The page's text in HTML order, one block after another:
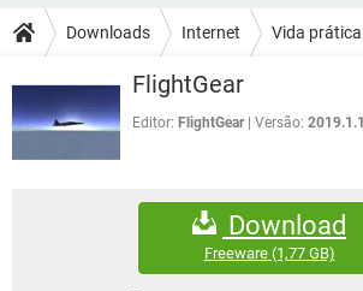
CELULAR FACEBOOK
OUTLOOK
INSTAGRAM GMAIL
GUIA DE COMPRAS
DICAS
JOGOS
CELULAR
JOGOS WHATSAPP
CELULAR
EXCEL
GMAIL
FÓRUM
FACEBOOK
EXCEL
WHATSAPP
Downloads Internet Vida
FlightGear
Editor: FlightGear Versão: 2019.1.1
Download
Freeware(1,77 GB)